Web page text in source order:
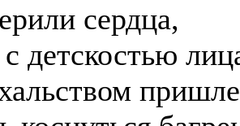
сердца,
детскостью